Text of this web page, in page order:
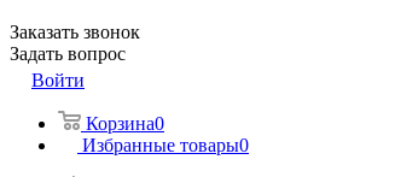
Заказать звонок
Задать вопрос
Войти
Корзина0
Избранные товары0